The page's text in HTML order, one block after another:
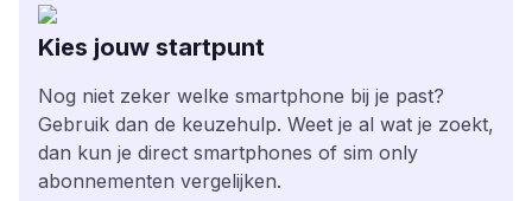
Kies jouw startpunt
Nog niet zeker welke smartphone bij je past?
Gebruik dan de keuzehulp. Weet je al wat je zoekt,
dan kun je direct smartphones of sim only
abonnementen vergelijken.